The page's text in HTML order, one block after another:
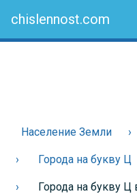
chislennost.com
Население Земли
Города на букву Ц
Города на букву